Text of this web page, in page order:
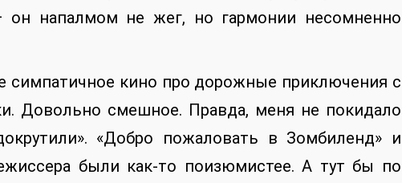
он напалмом не жег, но гармонии несомненно
симпатичное кино про дорожные приключения с
Довольно смешное. Правда, меня не покидало
«Добро пожаловать в Зомбиленд» и
были как-то поизюмистее. А тут бы по